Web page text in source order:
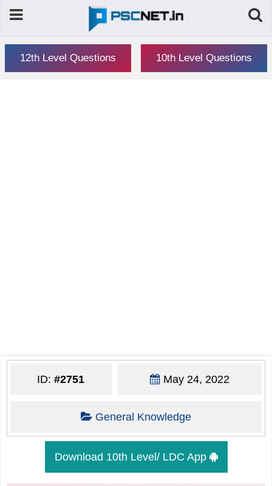
12th Level Questions 10th Level Questions
ID:#2751 May 24, 2022
General Knowledge
Download 10th Level/ LDC App